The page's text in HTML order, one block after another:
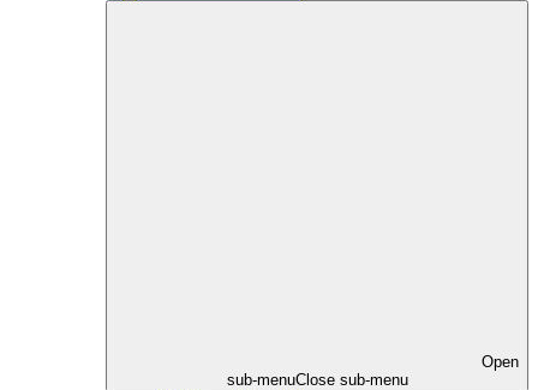
Open
sub-menuClose sub-menu